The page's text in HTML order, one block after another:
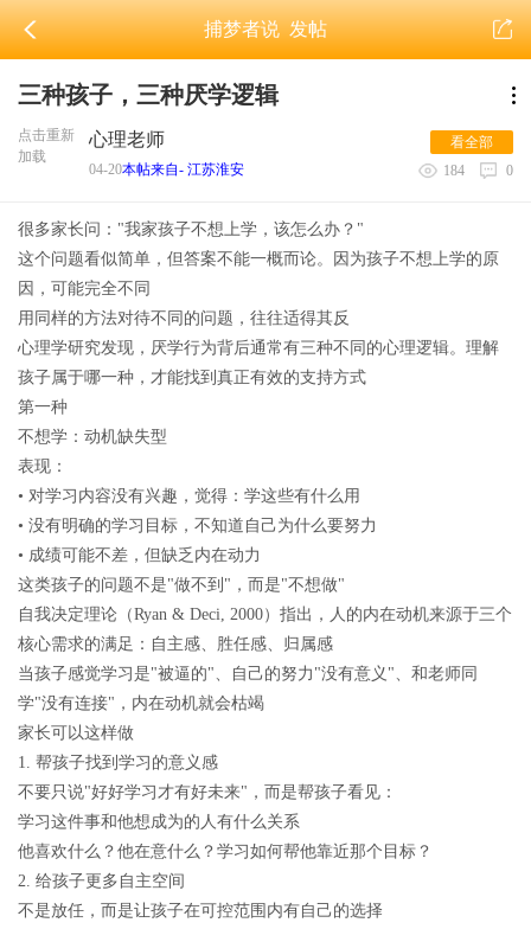
捕梦者说发帖
三种孩子，三种厌学逻辑
点击重新
加载
心理老师
04-20本帖来自- 江苏淮安
看全部
184
0
很多家长问："我家孩子不想上学，该怎么办？"
这个问题看似简单，但答案不能一概而论。因为孩子不想上学的原
因，可能完全不同
用同样的方法对待不同的问题，往往适得其反
心理学研究发现，厌学行为背后通常有三种不同的心理逻辑。理解
孩子属于哪一种，才能找到真正有效的支持方式
第一种
不想学：动机缺失型
表现：
• 对学习内容没有兴趣，觉得：学这些有什么用
• 没有明确的学习目标，不知道自己为什么要努力
• 成绩可能不差，但缺乏内在动力
这类孩子的问题不是"做不到"，而是"不想做"
自我决定理论（Ryan & Deci, 2000）指出，人的内在动机来源于三个
核心需求的满足：自主感、胜任感、归属感
当孩子感觉学习是"被逼的"、自己的努力"没有意义"、和老师同
学"没有连接"，内在动机就会枯竭
家长可以这样做
1. 帮孩子找到学习的意义感
不要只说"好好学习才有好未来"，而是帮孩子看见：
学习这件事和他想成为的人有什么关系
他喜欢什么？他在意什么？学习如何帮他靠近那个目标？
2. 给孩子更多自主空间
不是放任，而是让孩子在可控范围内有自己的选择